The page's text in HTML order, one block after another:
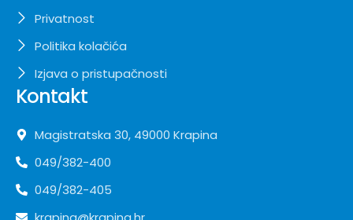
Privatnost
Politika kolačića
Izjava o pristupačnosti
Kontakt
Magistratska 30, 49000 Krapina
049/382-400
049/382-405